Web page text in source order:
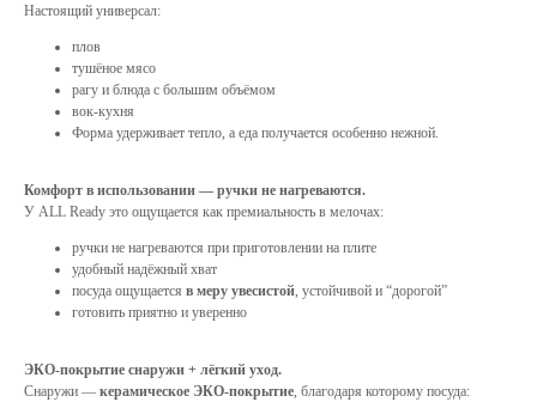
Настоящий универсал:
плов
тушёное мясо
рагу и блюда с большим объёмом
вок-кухня
Форма удерживает тепло, а еда получается особенно нежной.
Комфорт в использовании — ручки не нагреваются.
У ALL Ready это ощущается как премиальность в мелочах:
ручки не нагреваются при приготовлении на плите
удобный надёжный хват
посуда ощущается в меру увесистой, устойчивой и “дорогой”
готовить приятно и уверенно
ЭКО-покрытие снаружи + лёгкий уход.
Снаружи — керамическое ЭКО-покрытие, благодаря которому посуда: